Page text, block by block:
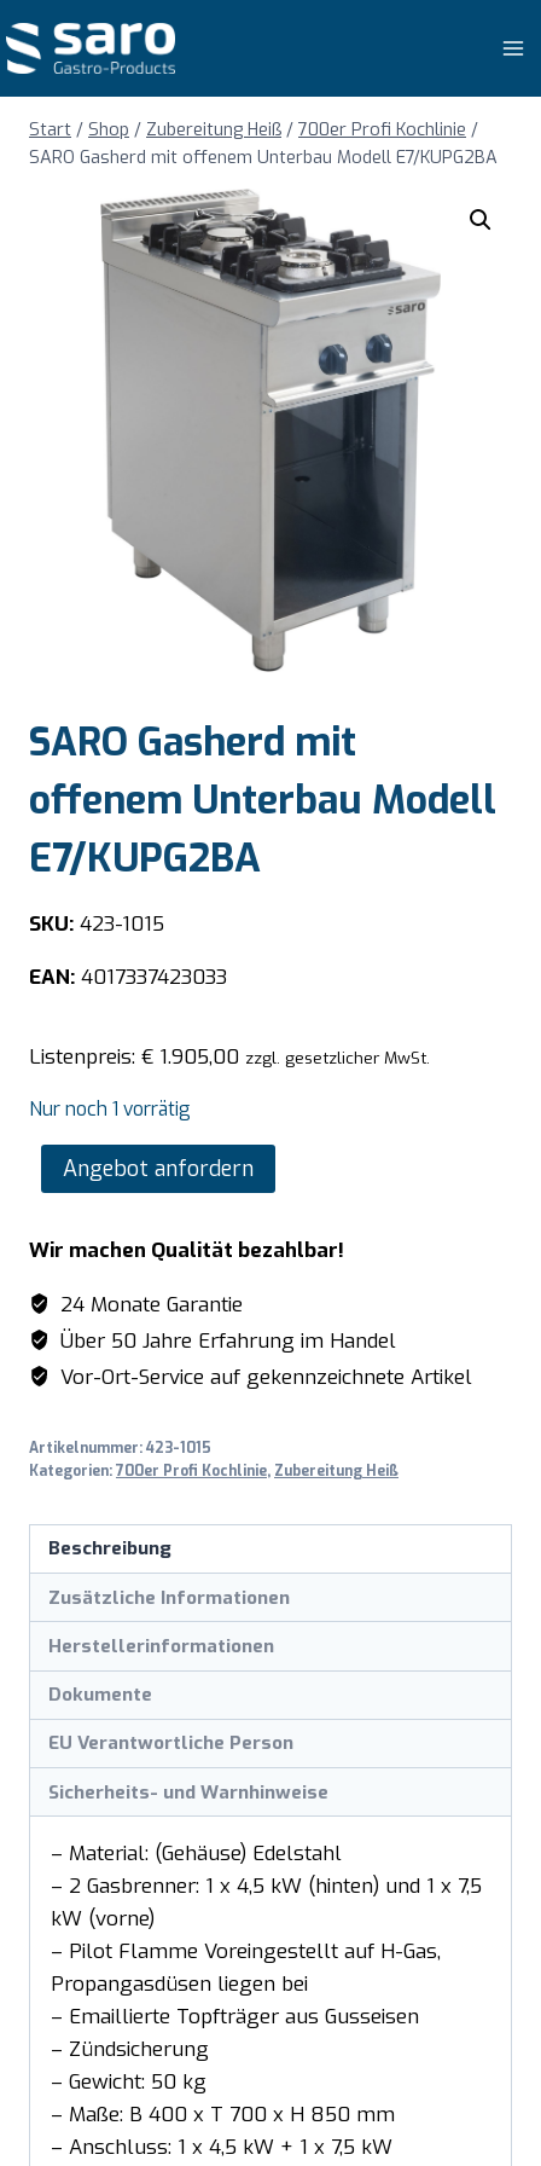
Inhalt
springen
Start / Shop / Zubereitung Heiß / 700er Profi Kochlinie /
SARO Gasherd mit offenem Unterbau Modell E7/KUPG2BA
SARO Gasherd mit
offenem Unterbau Modell
E7/KUPG2BA
SKU: 423-1015
EAN: 4017337423033
Listenpreis: € 1.905,00 zzgl. gesetzlicher MwSt.
Nur noch 1 vorrätig
SARO
Gasherd
offenem
Unterbau
Modell
E7/KUPG2BA
Menge
Angebot anfordern
Wir machen Qualität bezahlbar!
24 Monate Garantie
Über 50 Jahre Erfahrung im Handel
Vor-Ort-Service auf gekennzeichnete Artikel
Artikelnummer:423-1015
Kategorien:700er Profi Kochlinie, Zubereitung Heiß
Beschreibung
Zusätzliche Informationen
Herstellerinformationen
Dokumente
EU Verantwortliche Person
Sicherheits- und Warnhinweise
– Material: (Gehäuse) Edelstahl
– 2 Gasbrenner: 1 x 4,5 kW (hinten) und 1 x 7,5
kW (vorne)
– Pilot Flamme Voreingestellt auf H-Gas,
Propangasdüsen liegen bei
– Emaillierte Topfträger aus Gusseisen
– Zündsicherung
– Gewicht: 50 kg
– Maße: B 400 x T 700 x H 850 mm
– Anschluss: 1 x 4,5 kW + 1 x 7,5 kW